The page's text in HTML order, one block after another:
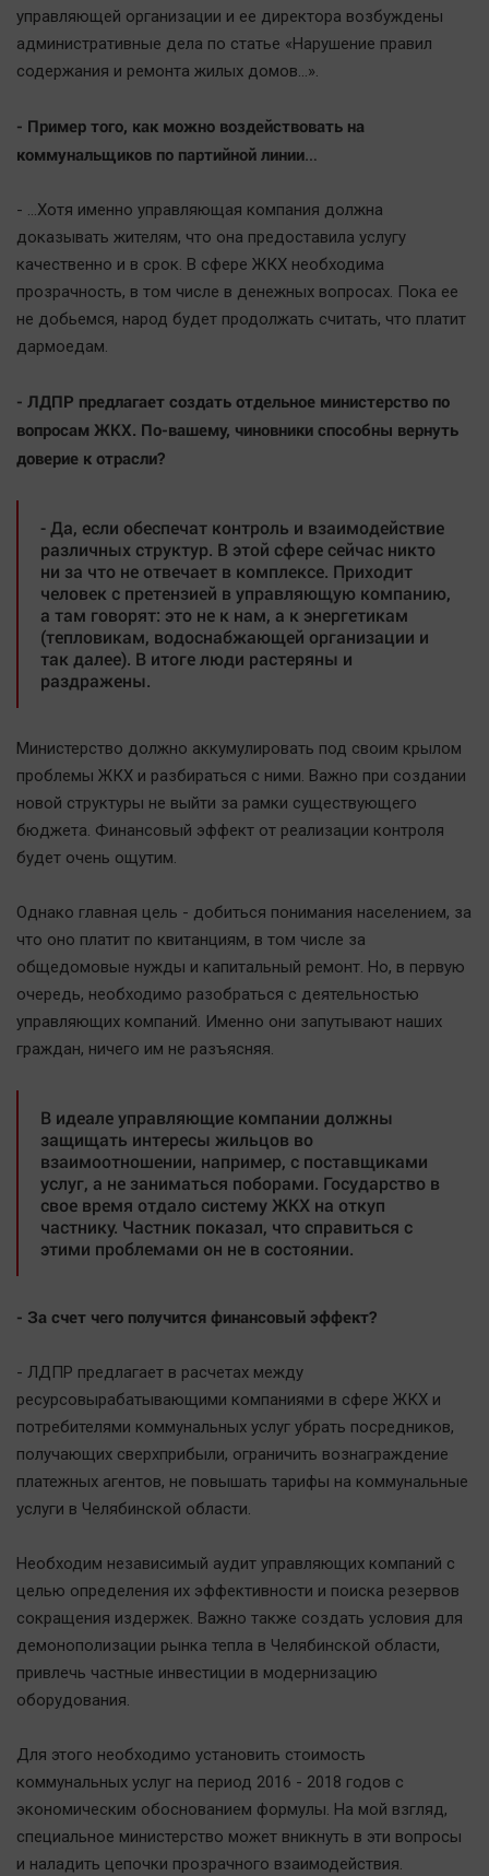
управляющей организации и ее директора возбуждены
административные дела по статье «Нарушение правил
содержания и ремонта жилых домов…».
- Пример того, как можно воздействовать на
коммунальщиков по партийной линии…
- …Хотя именно управляющая компания должна
доказывать жителям, что она предоставила услугу
качественно и в срок. В сфере ЖКХ необходима
прозрачность, в том числе в денежных вопросах. Пока ее
не добьемся, народ будет продолжать считать, что платит
дармоедам.
- ЛДПР предлагает создать отдельное министерство по
вопросам ЖКХ. По-вашему, чиновники способны вернуть
доверие к отрасли?
- Да, если обеспечат контроль и взаимодействие
различных структур. В этой сфере сейчас никто
ни за что не отвечает в комплексе. Приходит
человек с претензией в управляющую компанию,
а там говорят: это не к нам, а к энергетикам
(тепловикам, водоснабжающей организации и
так далее). В итоге люди растеряны и
раздражены.
Министерство должно аккумулировать под своим крылом
проблемы ЖКХ и разбираться с ними. Важно при создании
новой структуры не выйти за рамки существующего
бюджета. Финансовый эффект от реализации контроля
будет очень ощутим.
Однако главная цель - добиться понимания населением, за
что оно платит по квитанциям, в том числе за
общедомовые нужды и капитальный ремонт. Но, в первую
очередь, необходимо разобраться с деятельностью
управляющих компаний. Именно они запутывают наших
граждан, ничего им не разъясняя.
В идеале управляющие компании должны
защищать интересы жильцов во
взаимоотношении, например, с поставщиками
услуг, а не заниматься поборами. Государство в
свое время отдало систему ЖКХ на откуп
частнику. Частник показал, что справиться с
этими проблемами он не в состоянии.
- За счет чего получится финансовый эффект?
- ЛДПР предлагает в расчетах между
ресурсовырабатывающими компаниями в сфере ЖКХ и
потребителями коммунальных услуг убрать посредников,
получающих сверхприбыли, ограничить вознаграждение
платежных агентов, не повышать тарифы на коммунальные
услуги в Челябинской области.
Необходим независимый аудит управляющих компаний с
целью определения их эффективности и поиска резервов
сокращения издержек. Важно также создать условия для
демонополизации рынка тепла в Челябинской области,
привлечь частные инвестиции в модернизацию
оборудования.
Для этого необходимо установить стоимость
коммунальных услуг на период 2016 - 2018 годов с
экономическим обоснованием формулы. На мой взгляд,
специальное министерство может вникнуть в эти вопросы
и наладить цепочки прозрачного взаимодействия.